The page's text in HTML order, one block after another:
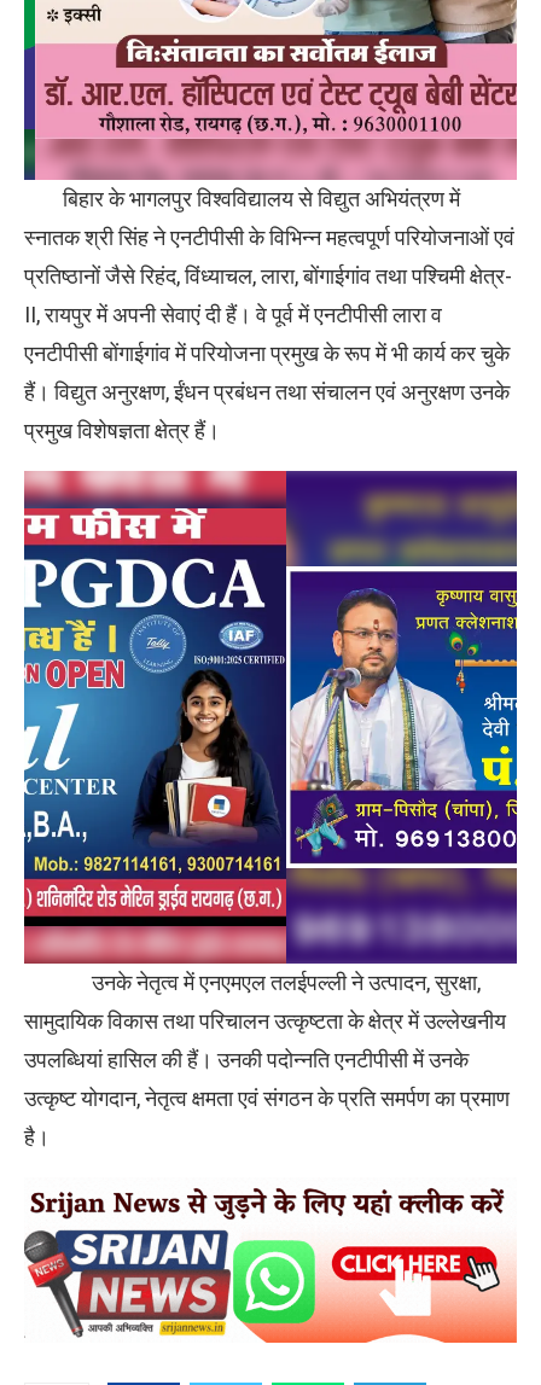
बिहार के भागलपुर विश्वविद्यालय से विद्युत अभियंत्रण में
स्नातक श्री सिंह ने एनटीपीसी के विभिन्न महत्वपूर्ण परियोजनाओं एवं
प्रतिष्ठानों जैसे रिहंद, विंध्याचल, लारा, बोंगाईगांव तथा पश्चिमी क्षेत्र-
II, रायपुर में अपनी सेवाएं दी हैं। वे पूर्व में एनटीपीसी लारा व
एनटीपीसी बोंगाईगांव में परियोजना प्रमुख के रूप में भी कार्य कर चुके
हैं। विद्युत अनुरक्षण, ईंधन प्रबंधन तथा संचालन एवं अनुरक्षण उनके
प्रमुख विशेषज्ञता क्षेत्र हैं।
उनके नेतृत्व में एनएमएल तलईपल्ली ने उत्पादन, सुरक्षा,
सामुदायिक विकास तथा परिचालन उत्कृष्टता के क्षेत्र में उल्लेखनीय
उपलब्धियां हासिल की हैं। उनकी पदोन्नति एनटीपीसी में उनके
उत्कृष्ट योगदान, नेतृत्व क्षमता एवं संगठन के प्रति समर्पण का प्रमाण
है।